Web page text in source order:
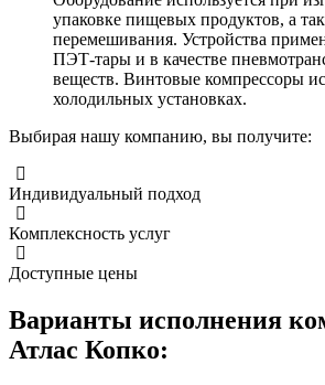
упаковке пищевых продуктов, а
перемешивания. Устройства
ПЭТ-тары и в качестве
веществ. Винтовые компрессоры
холодильных установках.
Выбирая нашу компанию, вы получите:
Индивидуальный подход
Комплексность услуг
Доступные цены
Варианты исполнения
Атлас Копко: